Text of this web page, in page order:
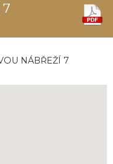
7
NÁBŘEŽÍ 7